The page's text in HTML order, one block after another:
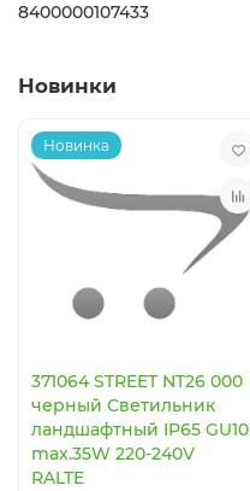
8400000107433
Новинки
Новинка
371064 STREET NT26 000
черный Светильник
ландшафтный IP65 GU10
max.35W 220-240V
RALTE